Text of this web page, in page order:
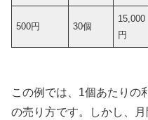
500円 30個
15,000
円
この例では、1個あたりの
の売り方です。しかし、